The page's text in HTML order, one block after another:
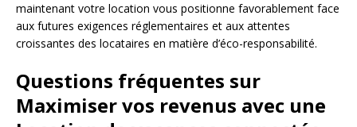
maintenant votre location vous positionne favorablement face
aux futures exigences réglementaires et aux attentes
croissantes des locataires en matière d’éco-responsabilité.
Questions fréquentes sur
Maximiser vos revenus avec une